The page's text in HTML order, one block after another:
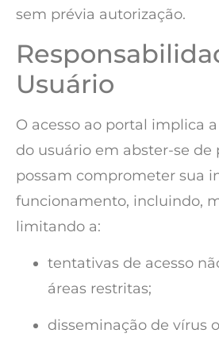
sem prévia autorização.
Usuário
O acesso ao portal implica
do usuário em abster-se de
possam comprometer sua
funcionamento, incluindo,
limitando a:
tentativas de acesso
áreas restritas;
disseminação de vírus